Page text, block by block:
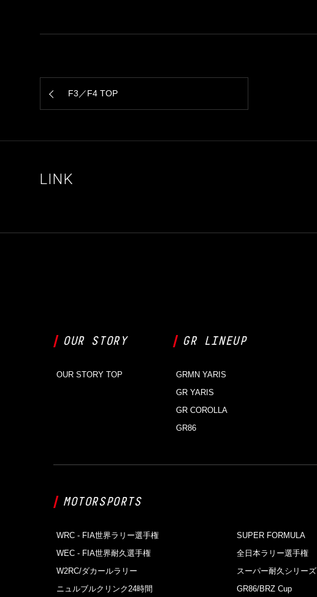
F3／F4 TOP
LINK
OUR STORY
OUR STORY TOP
GR LINEUP
GRMN YARIS
GR YARIS
GR COROLLA
GR86
MOTORSPORTS
WRC - FIA世界ラリー選⼿権
WEC - FIA世界耐久選⼿権
W2RC/ダカールラリー
ニュルブルクリンク24時間
SUPER FORMULA
全日本ラリー選⼿権
スーパー耐久シリーズ
GR86/BRZ Cup